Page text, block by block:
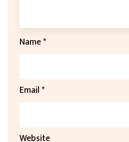
Name*
Email*
Website